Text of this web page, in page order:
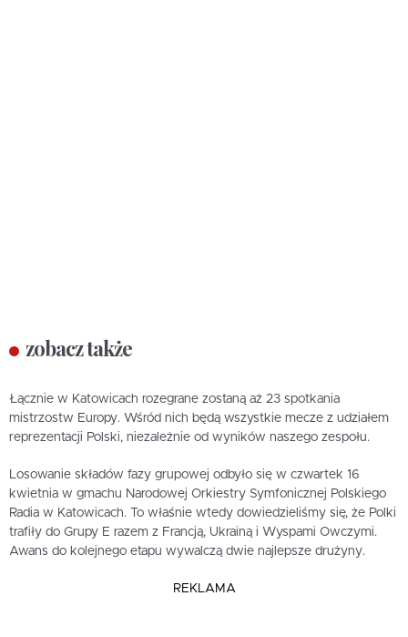
zobacz także
Łącznie w Katowicach rozegrane zostaną aż 23 spotkania
mistrzostw Europy. Wśród nich będą wszystkie mecze z udziałem
reprezentacji Polski, niezależnie od wyników naszego zespołu.
Losowanie składów fazy grupowej odbyło się w czwartek 16
kwietnia w gmachu Narodowej Orkiestry Symfonicznej Polskiego
Radia w Katowicach. To właśnie wtedy dowiedzieliśmy się, że Polki
trafiły do Grupy E razem z Francją, Ukrainą i Wyspami Owczymi.
Awans do kolejnego etapu wywalczą dwie najlepsze drużyny.
REKLAMA